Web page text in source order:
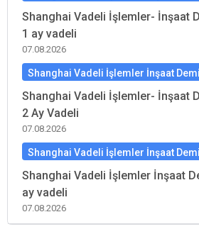
Shanghai Vadeli İşlemler- İnşaat
1 ay vadeli
07.08.2026
Shanghai Vadeli İşlemler İnşaat
Shanghai Vadeli İşlemler- İnşaat
2 Ay Vadeli
07.08.2026
Shanghai Vadeli İşlemler İnşaat
Shanghai Vadeli İşlemler İnşaat
ay vadeli
07.08.2026